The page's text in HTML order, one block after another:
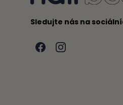
Sledujte nás na